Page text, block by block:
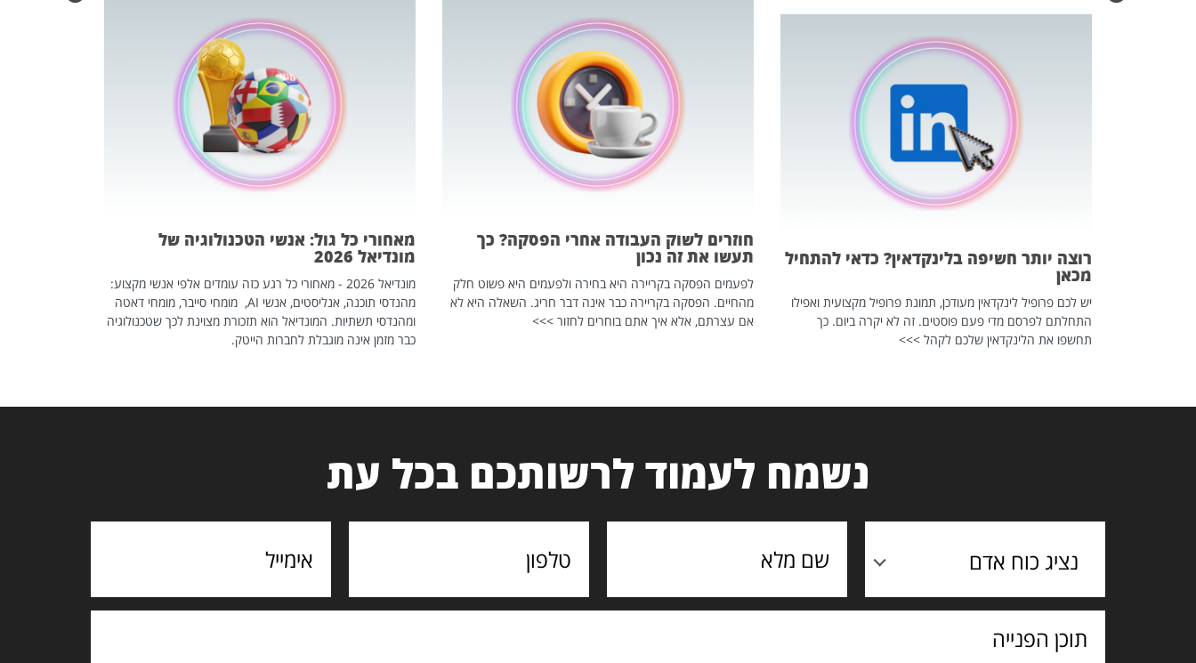
רוצה יותר חשיפה בלינקדאין? כדאי להתחיל
מכאן
יש לכם פרופיל לינקדאין מעודכן, תמונת פרופיל מקצועית ואפילו
התחלתם לפרסם מדי פעם פוסטים. זה לא יקרה ביום. כך
תחשפו את הלינקדאין שלכם לקהל >>>
חוזרים לשוק העבודה אחרי הפסקה? כך
תעשו את זה נכון
לפעמים הפסקה בקריירה היא בחירה ולפעמים היא פשוט חלק
מהחיים. הפסקה בקריירה כבר אינה דבר חריג. השאלה היא לא
אם עצרתם, אלא איך אתם בוחרים לחזור >>>
מאחורי כל גול: אנשי הטכנולוגיה של
מונדיאל 2026
מונדיאל 2026 - מאחורי כל רגע כזה עומדים אלפי אנשי מקצוע:
מהנדסי תוכנה, אנליסטים, אנשי AI, מומחי סייבר, מומחי דאטה
ומהנדסי תשתיות. המונדיאל הוא תזכורת מצוינת לכך שטכנולוגיה
כבר מזמן אינה מוגבלת לחברות הייטק.
נשמח לעמוד לרשותכם בכל עת
נציג כוח אדם
תוכן